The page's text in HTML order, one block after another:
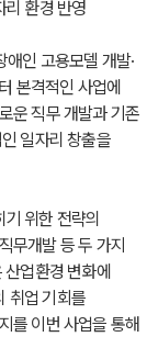
리 환경 반영
인 고용모델 개발·
본격적인 사업에
운 직무 개발과 기존
일자리 창출을
위한 전략의
무개발 등 두 가지
업환경 변화에
취업 기회를
를 이번 사업을 통해